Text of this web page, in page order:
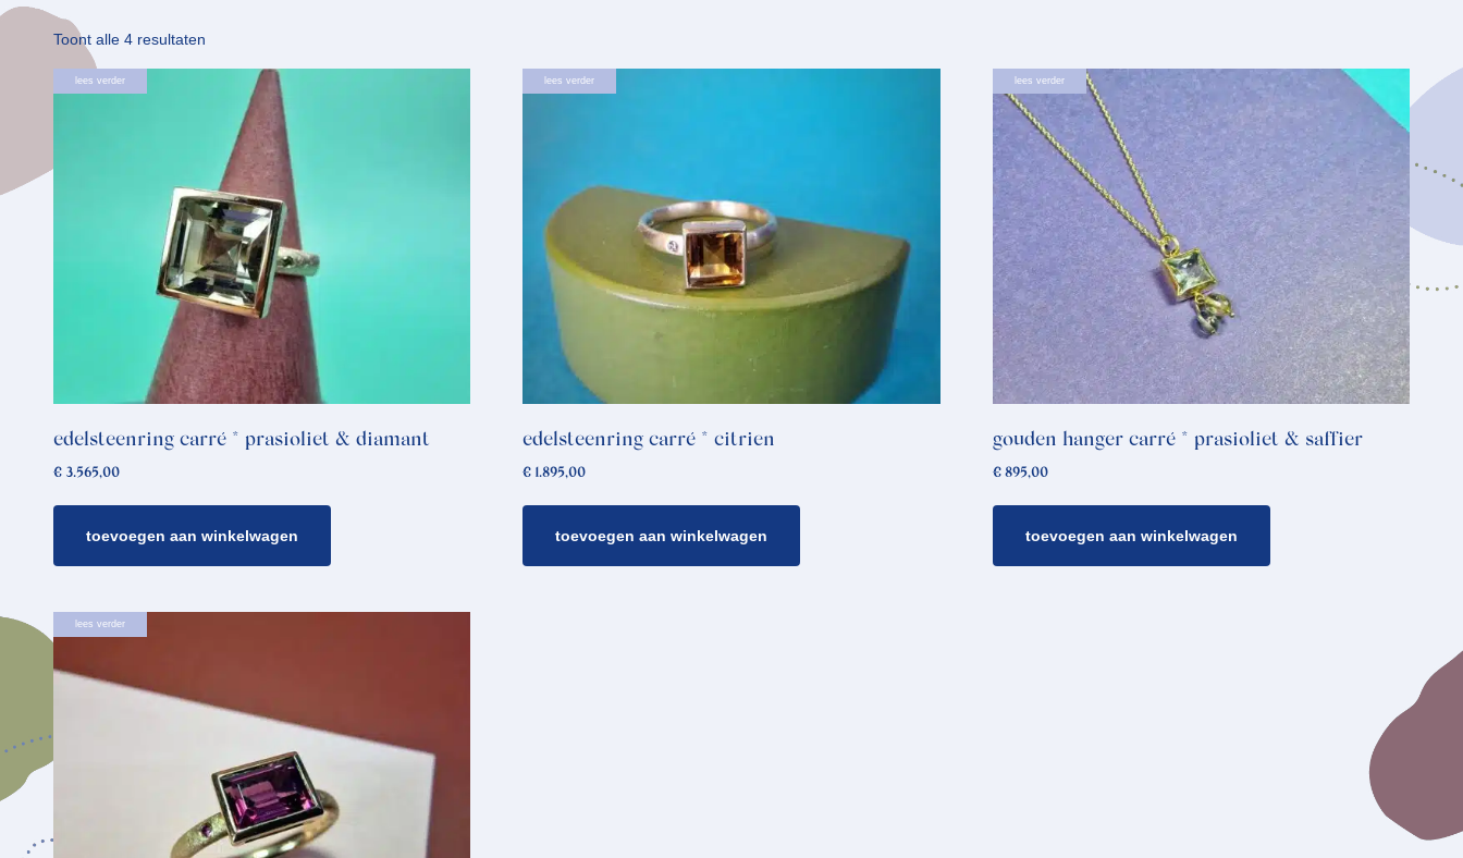
Toont alle 4 resultaten
op
nieuwste
lees verder
edelsteenring carré * prasioliet & diamant
€ 3.565,00
toevoegen aan winkelwagen
lees verder
edelsteenring carré * citrien
€ 1.895,00
toevoegen aan winkelwagen
lees verder
gouden hanger carré * prasioliet & saffier
€895,00
toevoegen aan winkelwagen
lees verder